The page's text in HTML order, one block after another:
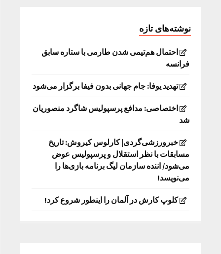
نوشته‌های تازه
احتمال هم‌تیمی شدن طارمی با ستاره سابق
فرانسه
تهدید یوفا: جام جهانی بدون فیفا برگزار می‌شود
اختصاصی: مدافع پرسپولیس شاگرد منصوریان
شد
خبرورزشی‌گردی| کارلوس کیروش: تاریخ
مسابقات با نظر استقلال و پرسپولیس عوض
می‌شود/ اننده سازمان لیگ برنامه بازی‌ها را
می‌نویسد!
کلوپ کارش در آلمان را اینطور شروع کرد!